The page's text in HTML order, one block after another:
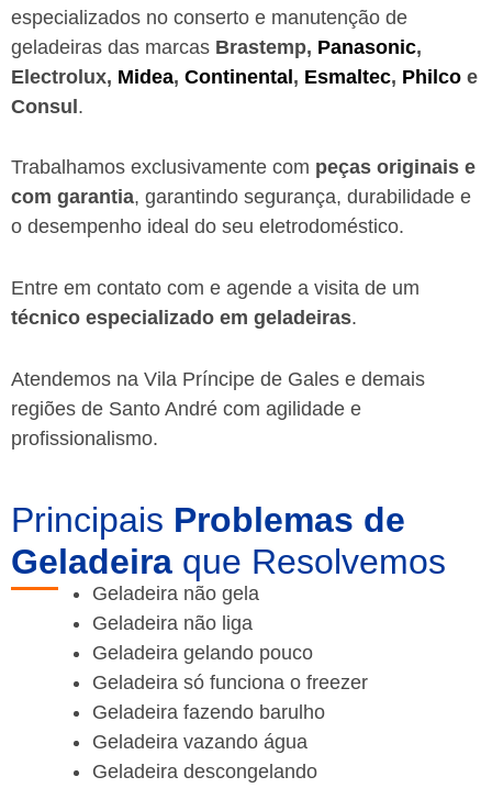
especializados no conserto e manutenção de
geladeiras das marcas Brastemp, Panasonic,
Electrolux, Midea, Continental, Esmaltec, Philco e
Consul.
Trabalhamos exclusivamente com peças originais e
com garantia, garantindo segurança, durabilidade e
o desempenho ideal do seu eletrodoméstico.
Entre em contato com e agende a visita de um
técnico especializado em geladeiras.
Atendemos na Vila Príncipe de Gales e demais
regiões de Santo André com agilidade e
profissionalismo.
Principais Problemas de
Geladeira que Resolvemos
Geladeira não gela
Geladeira não liga
Geladeira gelando pouco
Geladeira só funciona o freezer
Geladeira fazendo barulho
Geladeira vazando água
Geladeira descongelando